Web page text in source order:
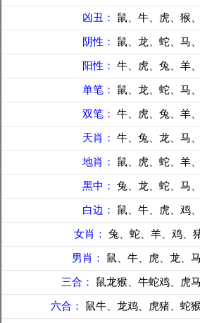
凶丑： 鼠、牛、虎、猴
阴性： 鼠、龙、蛇、马
阳性： 牛、虎、兔、羊
单笔： 鼠、龙、蛇、马
双笔： 牛、虎、兔、羊
天肖： 牛、兔、龙、马
地肖： 鼠、虎、蛇、羊
黑中： 兔、龙、蛇、马
白边： 鼠、牛、虎、鸡
女肖： 兔、蛇、羊、鸡、
男肖： 鼠、牛、虎、龙、
三合： 鼠龙猴、牛蛇鸡、虎
六合： 鼠牛、龙鸡、虎猪、蛇